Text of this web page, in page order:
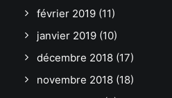
février 2019 (11)
janvier 2019 (10)
décembre 2018 (17)
novembre 2018 (18)